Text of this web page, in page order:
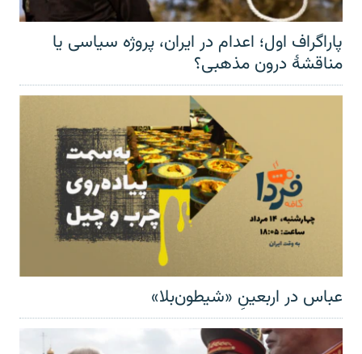
پاراگراف اول؛ اعدام در ایران، پروژه سیاسی یا
مناقشهٔ درون مذهبی؟
عباس در اربعینِ «شیطون‌بلا»